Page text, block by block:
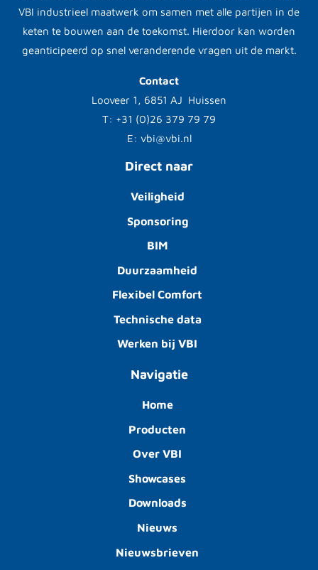
VBI industrieel maatwerk om samen met alle partijen in de
keten te bouwen aan de toekomst. Hierdoor kan worden
geanticipeerd op snel veranderende vragen uit de markt.
Contact
Looveer 1, 6851 AJ Huissen
T: +31 (0)26 379 79 79
E: vbi@vbi.nl
Direct naar
Veiligheid
Sponsoring
BIM
Duurzaamheid
Flexibel Comfort
Technische data
Werken bij VBI
Navigatie
Home
Producten
Over VBI
Showcases
Downloads
Nieuws
Nieuwsbrieven